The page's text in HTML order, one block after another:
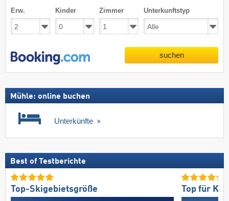
Erw. Kinder Zimmer Unterkunftstyp
suchen
Mühle: online buchen
Unterkünfte
Best of Testberichte
Top-Skigebietsgröße Top für